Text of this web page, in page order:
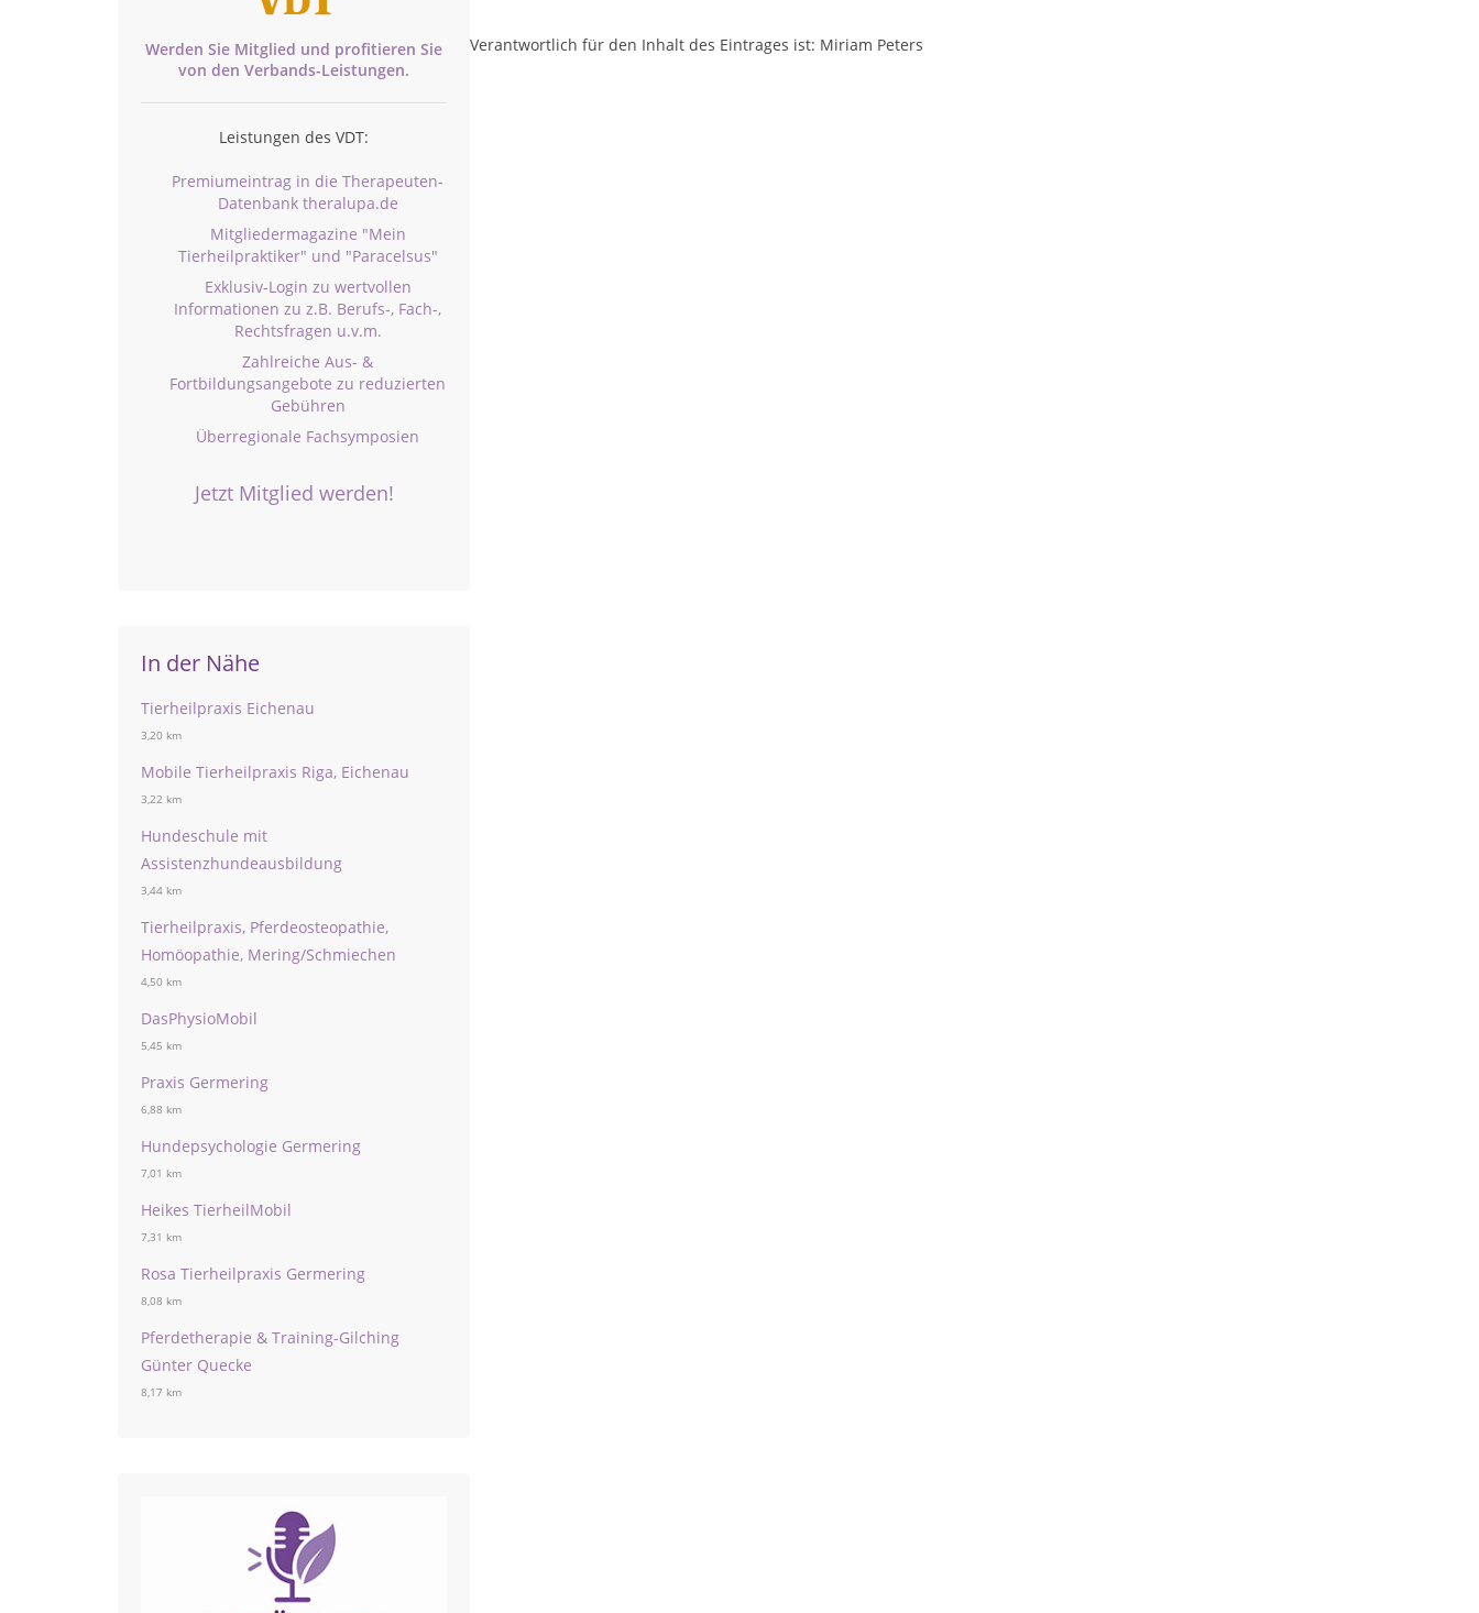
Werden Sie Mitglied und profitieren Sie
von den Verbands-Leistungen.
Leistungen des VDT:
Premiumeintrag in die Therapeuten-
Datenbank theralupa.de
Mitgliedermagazine "Mein
Tierheilpraktiker" und "Paracelsus"
Exklusiv-Login zu wertvollen
Informationen zu z.B. Berufs-, Fach-,
Rechtsfragen u.v.m.
Zahlreiche Aus- &
Fortbildungsangebote zu reduzierten
Gebühren
Überregionale Fachsymposien
Jetzt Mitglied werden!
In der Nähe
Tierheilpraxis Eichenau
3,20 km
Mobile Tierheilpraxis Riga, Eichenau
3,22 km
Hundeschule mit
Assistenzhundeausbildung
3,44 km
Tierheilpraxis, Pferdeosteopathie,
Homöopathie, Mering/Schmiechen
4,50 km
DasPhysioMobil
5,45 km
Praxis Germering
6,88 km
Hundepsychologie Germering
7,01 km
Heikes TierheilMobil
7,31 km
Rosa Tierheilpraxis Germering
8,08 km
Pferdetherapie & Training-Gilching
Günter Quecke
8,17 km
Verantwortlich für den Inhalt des Eintrages ist: Miriam Peters